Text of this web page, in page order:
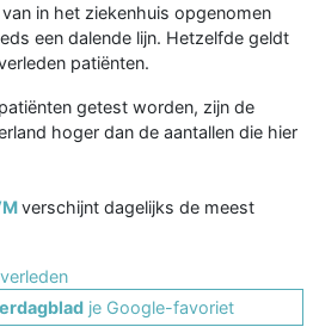
in het ziekenhuis opgenomen
een dalende lijn. Hetzelfde geldt
patiënten.
getest worden, zijn de
hoger dan de aantallen die hier
verschijnt dagelijks de meest
je Google-favoriet